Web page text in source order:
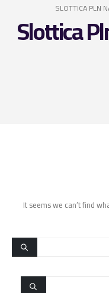
9 Slottica
It seems we can’t find